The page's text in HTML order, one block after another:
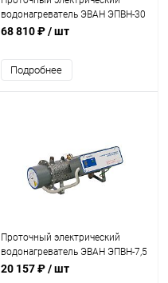
водонагреватель ЭВАН ЭПВН-30
68 810 ₽/ шт
Подробнее
Проточный электрический
водонагреватель ЭВАН ЭПВН-7,5
20 157 ₽/ шт